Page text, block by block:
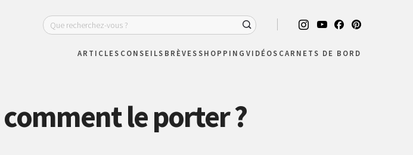
ARTICLES CONSEILS BRÈVESSHOPPING VIDÉOS CARNETS DE BORD
le porter ?